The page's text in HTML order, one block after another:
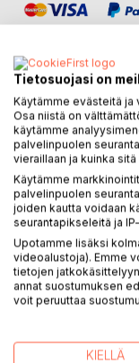
KUVAUS
Runokirja Jumalan
englantilainen
uskonpuhdistuksen
seurakuntia syntyi
Tunnetut
Bunyan ryhtyivät
Bunyan kertoo
runomuodossa,
(v 2021) ensi kertaa
Tietosuojasi on
Käytämme evästeitä
Osa niistä on
käytämme
palvelinpuolen
vieraillaan ja kuinka
Käytämme
palvelinpuolen
joiden kautta voidaan
seurantapikseleitä ja
Upotamme lisäksi
videoalustoja). Emme
tietojen
annat suostumuksen
voit peruuttaa
KIELLÄ